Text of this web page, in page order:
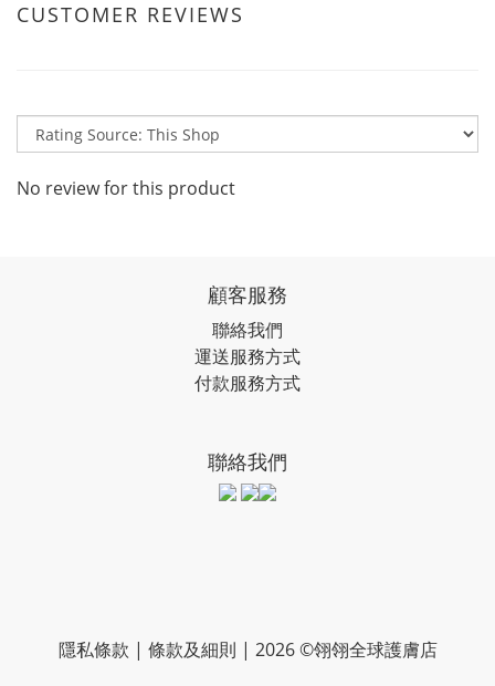
CUSTOMER REVIEWS
No review for this product
顧客服務
聯絡我們
運送服務方式
付款服務方式
聯絡我們
隱私條款 | 條款及細則 | 2026 ©翎翎全球護膚店